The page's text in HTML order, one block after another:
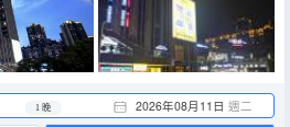
2026年08月11日 週二
1 晚